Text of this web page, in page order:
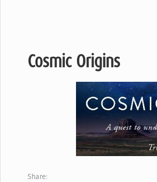
Cosmic Origins
Share: